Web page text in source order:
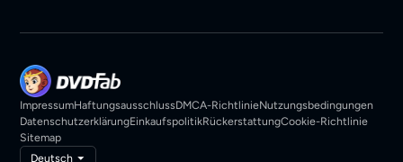
ImpressumHaftungsausschlussDMCA-RichtlinieNutzungsbedingungen
DatenschutzerklärungEinkaufspolitikRückerstattungCookie-Richtlinie
Sitemap
Deutsch